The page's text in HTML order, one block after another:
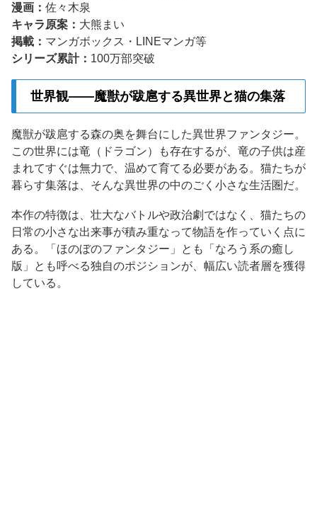
漫画： 佐々木泉
キャラ原案： 大熊まい
掲載： マンガボックス・LINEマンガ等
シリーズ累計： 100万部突破
世界観——魔獣が跋扈する異世界と猫の集落
魔獣が跋扈する森の奥を舞台にした異世界ファンタジー。
この世界には竜（ドラゴン）も存在するが、竜の子供は産
まれてすぐは無力で、温めて育てる必要がある。猫たちが
暮らす集落は、そんな異世界の中のごく小さな生活圏だ。
本作の特徴は、壮大なバトルや政治劇ではなく、猫たちの
日常の小さな出来事が積み重なって物語を作っていく点に
ある。「ほのぼのファンタジー」とも「なろう系の癒し
版」とも呼べる独自のポジションが、幅広い読者層を獲得
している。